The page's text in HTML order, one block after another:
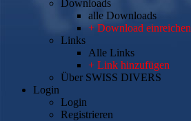
Downloads
alle Downloads
+ Download einreichen
Links
Alle Links
+ Link hinzufügen
Über SWISS DIVERS
Login
Login
Registrieren